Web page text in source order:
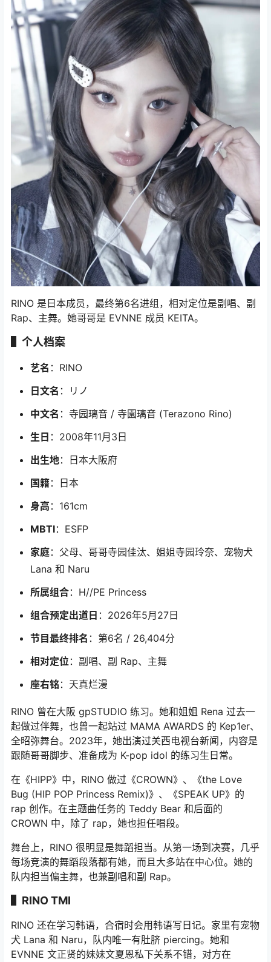
RINO 是日本成员，最终第6名进组，相对定位是副唱、副
Rap、主舞。她哥哥是 EVNNE 成员 KEITA。
▌个人档案
艺名 ：RINO
日文名 ：リノ
中文名 ：寺园璃音 / 寺園璃音 (Terazono Rino)
生日 ：2008年11月3日
出生地：日本大阪府
国籍：日本
身高 ：161cm
MBTI：ESFP
家庭：父母、哥哥寺园佳汰、姐姐寺园玲奈、宠物犬
Lana 和 Naru
所属组合：H//PE Princess
组合预定出道日 ：2026年5月27日
节目最终排名 ：第6名 / 26,404分
相对定位 ：副唱、副 Rap、主舞
座右铭 ：天真烂漫
RINO 曾在大阪 gpSTUDIO 练习。她和姐姐 Rena 过去一
起做过伴舞，也曾一起站过 MAMA AWARDS 的 Kep1er、
全昭弥舞台。2023年，她出演过关西电视台新闻，内容是
跟随哥哥脚步、准备成为 K-pop idol 的练习生日常。
在《HIPP》中，RINO 做过《CROWN》、《the Love
Bug (HIP POP Princess Remix)》、《SPEAK UP》的
rap 创作。在主题曲任务的 Teddy Bear 和后面的
CROWN 中，除了 rap，她也担任唱段。
舞台上，RINO 很明显是舞蹈担当。从第一场到决赛，几乎
每场竞演的舞蹈段落都有她，而且大多站在中心位。她的
队内担当偏主舞，也兼副唱和副 Rap。
▌RINO TMI
RINO 还在学习韩语，合宿时会用韩语写日记。家里有宠物
犬 Lana 和 Naru，队内唯一有肚脐 piercing。她和
EVNNE 文正贤的妹妹文夏恩私下关系不错，对方在